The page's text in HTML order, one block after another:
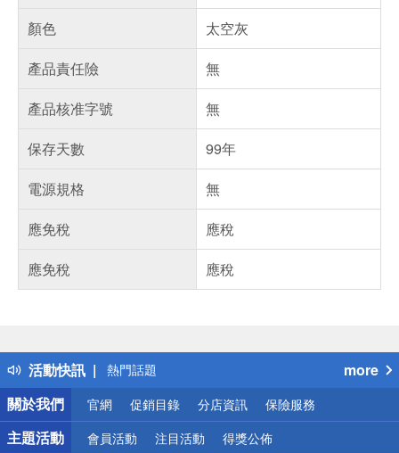
顏色
太空灰
產品責任險
無
產品核准字號
無
保存天數
99年
電源規格
無
應免稅
應稅
應免稅
應稅
活動快訊
得獎公告
熱門話題
銀行優惠
偏遠地區配送
詐騙網頁！請小心！
more
關於我們
官網 促銷目錄 分店資訊 保險服務
主題活動 會員活動 注目活動 得獎公佈